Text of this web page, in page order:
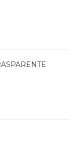
allo spazio
E14 fino a 10W